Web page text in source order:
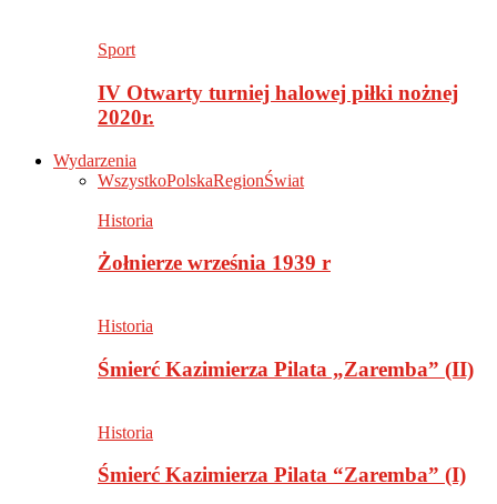
Sport
IV Otwarty turniej halowej piłki nożnej
2020r.
Wydarzenia
WszystkoPolskaRegionŚwiat
Historia
Żołnierze września 1939 r
Historia
Śmierć Kazimierza Pilata „Zaremba” (II)
Historia
Śmierć Kazimierza Pilata “Zaremba” (I)